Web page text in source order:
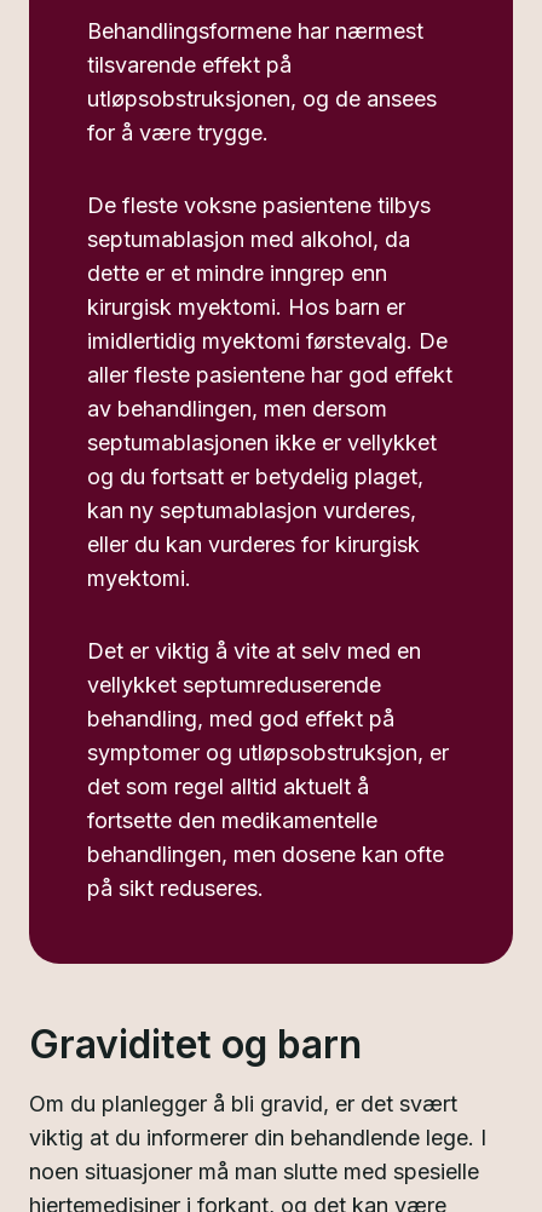
Behandlingsformene har nærmest
tilsvarende effekt på
utløpsobstruksjonen, og de ansees
for å være trygge.
De fleste voksne pasientene tilbys
septumablasjon med alkohol, da
dette er et mindre inngrep enn
kirurgisk myektomi. Hos barn er
imidlertidig myektomi førstevalg. De
aller fleste pasientene har god effekt
av behandlingen, men dersom
septumablasjonen ikke er vellykket
og du fortsatt er betydelig plaget,
kan ny septumablasjon vurderes,
eller du kan vurderes for kirurgisk
myektomi.
Det er viktig å vite at selv med en
vellykket septumreduserende
behandling, med god effekt på
symptomer og utløpsobstruksjon, er
det som regel alltid aktuelt å
fortsette den medikamentelle
behandlingen, men dosene kan ofte
på sikt reduseres.
Graviditet og barn
Om du planlegger å bli gravid, er det svært
viktig at du informerer din behandlende lege. I
noen situasjoner må man slutte med spesielle
hjertemedisiner i forkant, og det kan være